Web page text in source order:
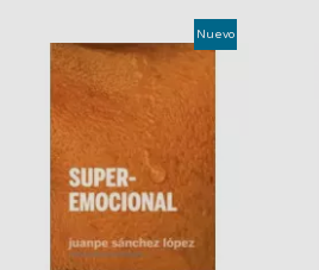
Nuevo